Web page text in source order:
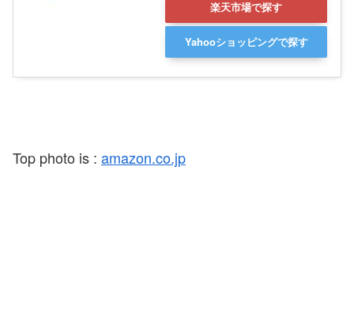
楽天市場で探す
Yahooショッピングで探す
Top photo is : amazon.co.jp